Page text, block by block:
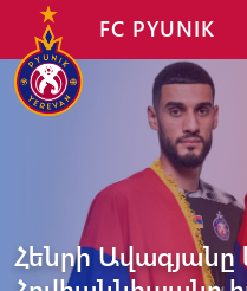
FC PYUNIK
Հենրի Ավագյանը